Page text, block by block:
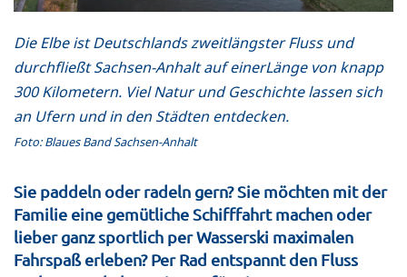
Die Elbe ist Deutschlands zweitlängster Fluss und
durchfließt Sachsen-Anhalt auf einerLänge von knapp
300 Kilometern. Viel Natur und Geschichte lassen sich
an Ufern und in den Städten entdecken.
Foto: Blaues Band Sachsen-Anhalt
Sie paddeln oder radeln gern? Sie möchten mit der
Familie eine gemütliche Schifffahrt machen oder
lieber ganz sportlich per Wasserski maximalen
Fahrspaß erleben? Per Rad entspannt den Fluss